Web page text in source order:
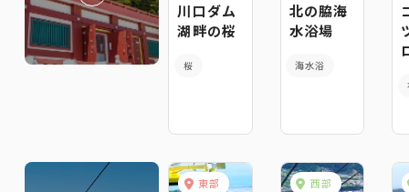
川口ダム
湖畔の桜
桜
北の脇海
水浴場
海水浴
東部 西部